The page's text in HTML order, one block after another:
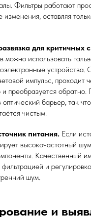
Фильтры работают
оставляя
для критичных
можно использовать
устройства.
импульс, проходит
и преобразуется
оптический барьер, так
чистым.
питания. Если
высокочастотный
Качественный
и
шум.
и